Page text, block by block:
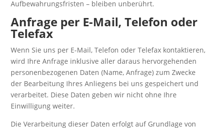
Aufbewahrungsfristen – bleiben unberührt.
Anfrage per E-Mail, Telefon oder
Telefax
Wenn Sie uns per E-Mail, Telefon oder Telefax kontaktieren,
wird Ihre Anfrage inklusive aller daraus hervorgehenden
personenbezogenen Daten (Name, Anfrage) zum Zwecke
der Bearbeitung Ihres Anliegens bei uns gespeichert und
verarbeitet. Diese Daten geben wir nicht ohne Ihre
Einwilligung weiter.
Die Verarbeitung dieser Daten erfolgt auf Grundlage von